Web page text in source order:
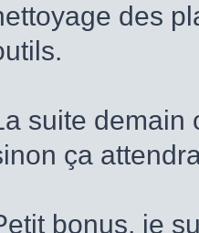
des
suite demain
ça
bonus, je